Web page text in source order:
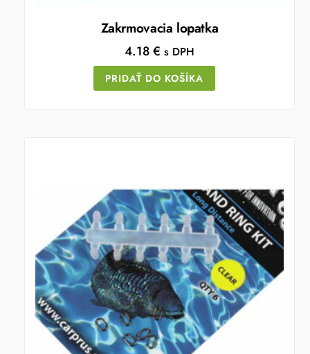
Zakrmovacia lopatka
4.18€ s DPH
PRIDAŤ DO KOŠÍKA